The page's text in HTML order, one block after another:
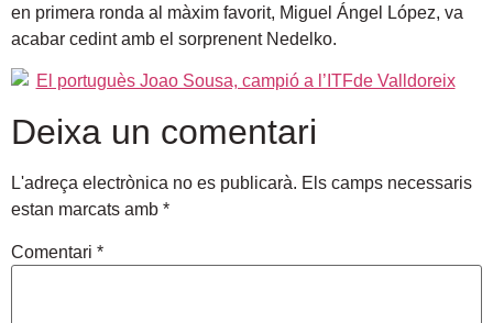
en primera ronda al màxim favorit, Miguel Ángel López, va
acabar cedint amb el sorprenent Nedelko.
Deixa un comentari
L'adreça electrònica no es publicarà. Els camps necessaris
estan marcats amb *
Comentari *